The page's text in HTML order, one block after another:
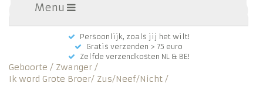
Menu
Persoonlijk, zoals jij het wilt!
Gratis verzenden > 75 euro
Zelfde verzendkosten NL & BE!
Geboorte / Zwanger /
Ik word Grote Broer/ Zus/Neef/Nicht /